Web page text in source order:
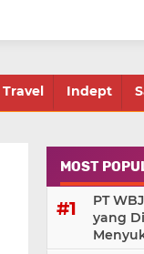
Travel Indept
MOST
PT
yang